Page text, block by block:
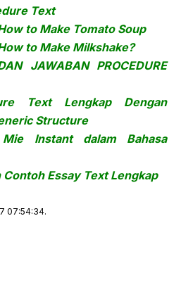
Text
to Make Tomato Soup
to Make Milkshake?
JAWABAN PROCEDURE
Text Lengkap Dengan
Structure
Instant dalam Bahasa
Contoh Essay Text Lengkap
07:54:34.